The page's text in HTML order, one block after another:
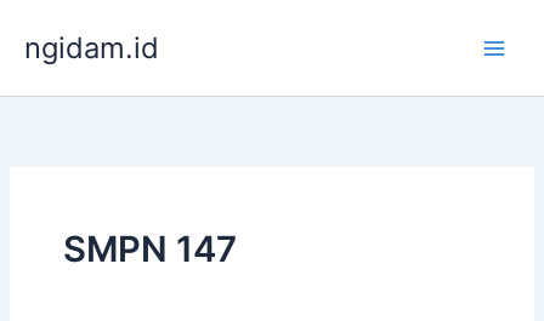
konten
ngidam.id
SMPN 147